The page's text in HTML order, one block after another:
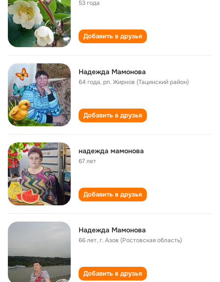
53 года
Добавить в друзья
Надежда Мамонова
64 года,рп. Жирнов (Тацинский район)
Добавить в друзья
надежда мамонова
67 лет
Добавить в друзья
Надежда Мамонова
66 лет,г. Азов (Ростовская область)
Добавить в друзья